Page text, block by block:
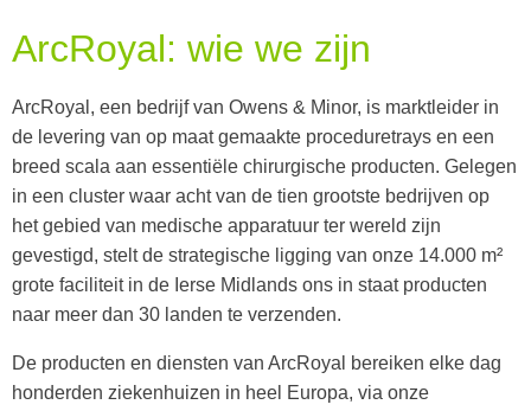
ArcRoyal: wie we zijn
ArcRoyal, een bedrijf van Owens & Minor, is marktleider in
de levering van op maat gemaakte proceduretrays en een
breed scala aan essentiële chirurgische producten. Gelegen
in een cluster waar acht van de tien grootste bedrijven op
het gebied van medische apparatuur ter wereld zijn
gevestigd, stelt de strategische ligging van onze 14.000 m²
grote faciliteit in de Ierse Midlands ons in staat producten
naar meer dan 30 landen te verzenden.
De producten en diensten van ArcRoyal bereiken elke dag
honderden ziekenhuizen in heel Europa, via onze